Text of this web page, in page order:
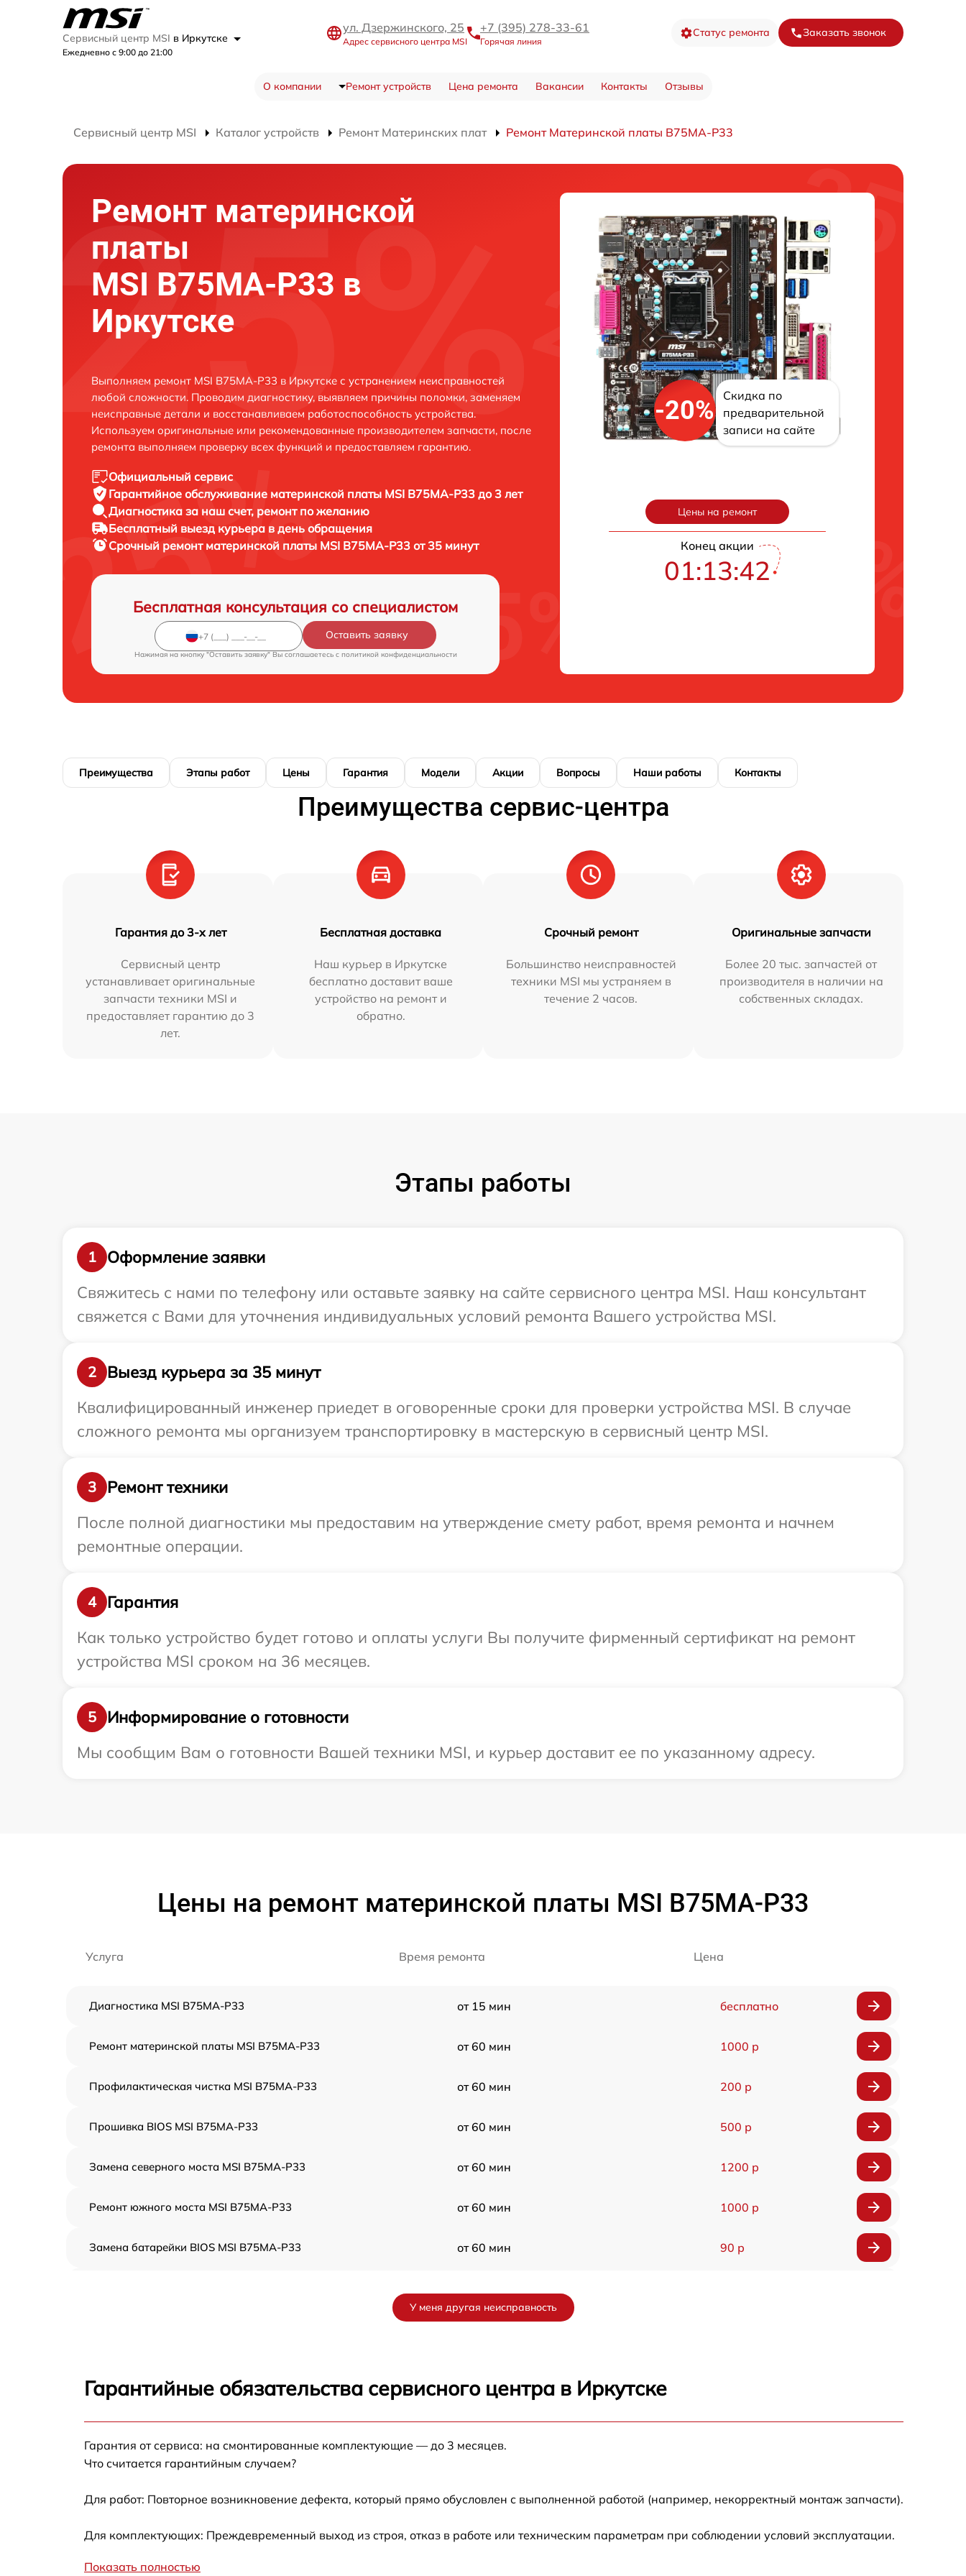
Сервисный центр MSI в Иркутске
Ежедневно с 9:00 до 21:00
ул. Дзержинского, 25
Адрес сервисного центра MSI
+7 (395) 278-33-61
Горячая линия
Статус ремонта Заказать звонок
О компании Ремонт устройств Цена ремонта Вакансии Контакты Отзывы
Сервисный центр MSI Каталог устройств Ремонт Материнских плат Ремонт Материнской платы B75MA-P33
Ремонт материнской
платы
MSI B75MA-P33 в
Иркутске
Выполняем ремонт MSI B75MA-P33 в Иркутске с устранением неисправностей
любой сложности. Проводим диагностику, выявляем причины поломки, заменяем
неисправные детали и восстанавливаем работоспособность устройства.
Используем оригинальные или рекомендованные производителем запчасти, после
ремонта выполняем проверку всех функций и предоставляем гарантию.
Официальный сервис
Гарантийное обслуживание материнской платы MSI B75MA-P33 до 3 лет
Диагностика за наш счет, ремонт по желанию
Бесплатный выезд курьера в день обращения
Срочный ремонт материнской платы MSI B75MA-P33 от 35 минут
Бесплатная консультация со специалистом
Оставить заявку
Нажимая на кнопку "Оставить заявку" Вы соглашаетесь c политикой конфиденциальности
-20%
Скидка по
предварительной
записи на сайте
Цены на ремонт
Конец акции
01:13:42
Преимущества Этапы работ Цены Гарантия Модели Акции Вопросы Наши работы Контакты
Преимущества сервис-центра
Гарантия до 3-х лет
Сервисный центр
устанавливает оригинальные
запчасти техники MSI и
предоставляет гарантию до 3
лет.
Бесплатная доставка
Наш курьер в Иркутске
бесплатно доставит ваше
устройство на ремонт и
обратно.
Срочный ремонт
Большинство неисправностей
техники MSI мы устраняем в
течение 2 часов.
Оригинальные запчасти
Более 20 тыс. запчастей от
производителя в наличии на
собственных складах.
Этапы работы
1
Оформление заявки
Свяжитесь с нами по телефону или оставьте заявку на сайте сервисного центра MSI. Наш консультант
свяжется с Вами для уточнения индивидуальных условий ремонта Вашего устройства MSI.
2
Выезд курьера за 35 минут
Квалифицированный инженер приедет в оговоренные сроки для проверки устройства MSI. В случае
сложного ремонта мы организуем транспортировку в мастерскую в сервисный центр MSI.
3
Ремонт техники
После полной диагностики мы предоставим на утверждение смету работ, время ремонта и начнем
ремонтные операции.
4
Гарантия
Как только устройство будет готово и оплаты услуги Вы получите фирменный сертификат на ремонт
устройства MSI сроком на 36 месяцев.
5
Информирование о готовности
Мы сообщим Вам о готовности Вашей техники MSI, и курьер доставит ее по указанному адресу.
Цены на ремонт материнской платы MSI B75MA-P33
Услуга Время ремонта Цена
Диагностика MSI B75MA-P33 от 15 мин бесплатно
Ремонт материнской платы MSI B75MA-P33 от 60 мин 1000 р
Профилактическая чистка MSI B75MA-P33 от 60 мин 200 р
Прошивка BIOS MSI B75MA-P33 от 60 мин 500 р
Замена северного моста MSI B75MA-P33 от 60 мин 1200 р
Ремонт южного моста MSI B75MA-P33 от 60 мин 1000 р
Замена батарейки BIOS MSI B75MA-P33 от 60 мин 90 р
У меня другая неисправность
Гарантийные обязательства сервисного центра в Иркутске
Гарантия от сервиса: на смонтированные комплектующие — до 3 месяцев.
Что считается гарантийным случаем?
Для работ: Повторное возникновение дефекта, который прямо обусловлен с выполненной работой (например, некорректный монтаж запчасти).
Для комплектующих: Преждевременный выход из строя, отказ в работе или техническим параметрам при соблюдении условий эксплуатации.
Показать полностью